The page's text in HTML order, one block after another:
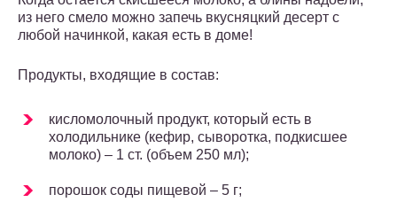
из него смело можно запечь вкусняцкий десерт с
любой начинкой, какая есть в доме!
Продукты, входящие в состав:
кисломолочный продукт, который есть в
холодильнике (кефир, сыворотка, подкисшее
молоко) – 1 ст. (объем 250 мл);
порошок соды пищевой – 5 г;